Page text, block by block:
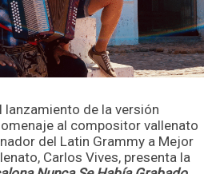
lanzamiento de la versión
al compositor vallenato
del Latin Grammy a Mejor
Carlos Vives, presenta la